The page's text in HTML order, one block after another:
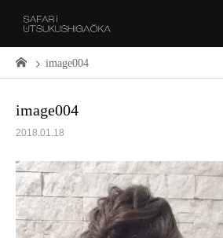
image004
image004
2018.01.18